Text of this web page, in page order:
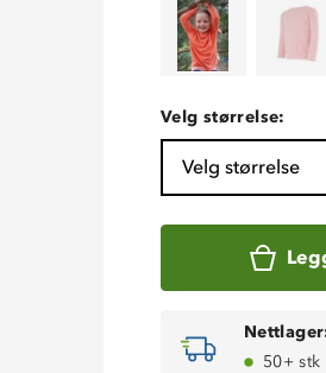
Velg størrelse:
Velg størrelse
50+ stk